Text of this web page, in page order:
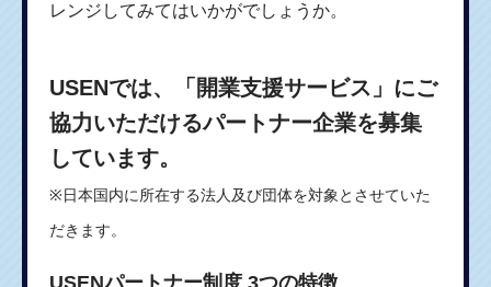
レンジしてみてはいかがでしょうか。
USENでは、「開業支援サービス」にご
協力いただけるパートナー企業を募集
しています。
※日本国内に所在する法人及び団体を対象とさせていた
だきます。